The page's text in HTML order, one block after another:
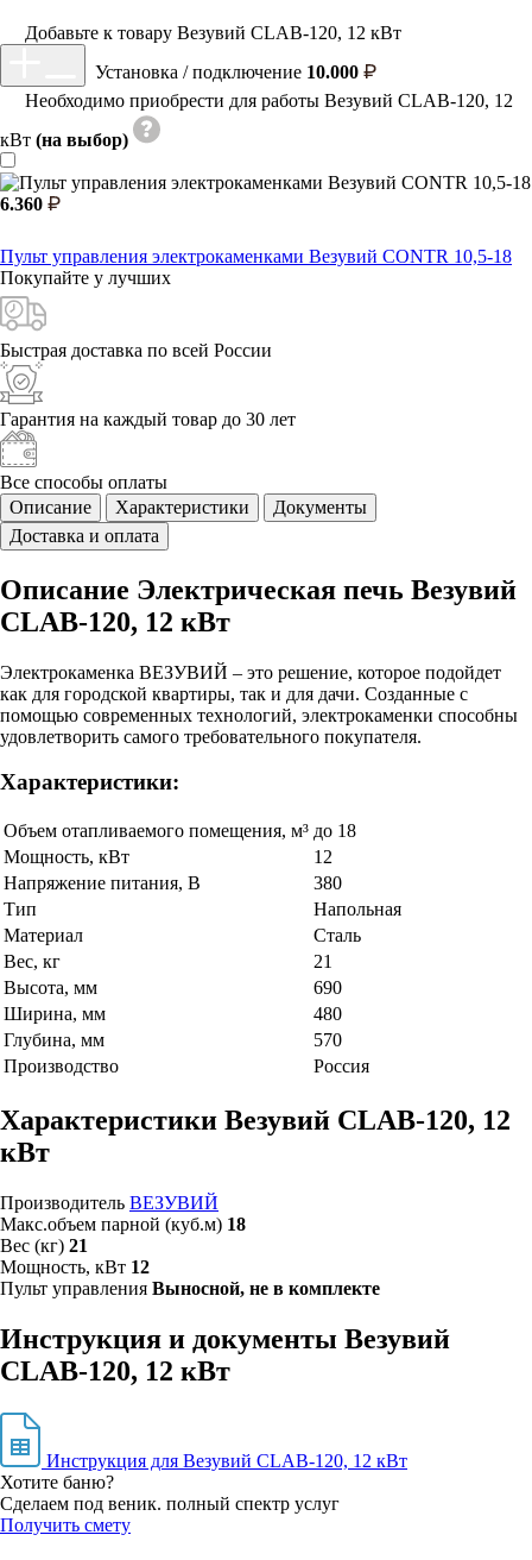
Добавьте к товару Везувий CLAB-120, 12 кВт
Установка / подключение 10.000
Необходимо приобрести для работы Везувий CLAB-120, 12
кВт (на выбор)
6.360
Пульт управления электрокаменками Везувий CONTR 10,5-18
Покупайте у лучших
Быстрая доставка по всей России
Гарантия на каждый товар до 30 лет
Все способы оплаты
Описание
Характеристики
Документы
Доставка и оплата
Описание Электрическая печь Везувий
CLAB-120, 12 кВт
Электрокаменка ВЕЗУВИЙ – это решение, которое подойдет
как для городской квартиры, так и для дачи. Созданные с
помощью современных технологий, электрокаменки способны
удовлетворить самого требовательного покупателя.
Характеристики:
Объем отапливаемого помещения, м³ до 18
Мощность, кВт
12
Напряжение питания, В
380
Тип
Напольная
Материал
Сталь
Вес, кг
21
Высота, мм
690
Ширина, мм
480
Глубина, мм
570
Производство
Россия
Характеристики Везувий CLAB-120, 12
кВт
Производитель ВЕЗУВИЙ
Макс.объем парной (куб.м) 18
Вес (кг) 21
Мощность, кВт 12
Пульт управления Выносной, не в комплекте
Инструкция и документы Везувий
CLAB-120, 12 кВт
Инструкция для Везувий CLAB-120, 12 кВт
Хотите баню?
Сделаем под веник. полный спектр услуг
Получить смету